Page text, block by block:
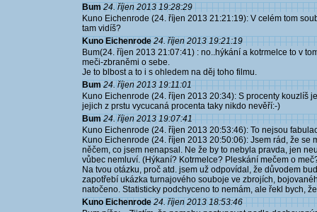
Bum 24. říjen 2013 19:28:29
Kuno Eichenrode (24. říjen 2013 21:21:19): V celém tom
tam vidíš?
Kuno Eichenrode 24. říjen 2013 19:21:19
Bum(24. říjen 2013 21:07:41) : no..hýkání a kotrmelce to v
meči-zbraněmi o sebe.
Je to blbost a to i s ohledem na děj toho filmu.
Bum 24. říjen 2013 19:11:01
Kuno Eichenrode (24. říjen 2013 20:34): S procenty kouzlíš
jejich z prstu vycucaná procenta taky nikdo nevěří:-)
Bum 24. říjen 2013 19:07:41
Kuno Eichenrode (24. říjen 2013 20:53:46): To nejsou
Kuno Eichenrode (24. říjen 2013 20:50:06): Jsem rád, že se
něčem, co jsem nenapsal. Ne že by to nebyla pravda, jen
vůbec nemluví. (Hýkaní? Kotrmelce? Pleskání mečem o
Na tvou otázku, proč atd. jsem už odpovídal, že důvodem
zapotřebí ukázka turnajového souboje ve zbrojích,
natočeno. Statisticky podchyceno to nemám, ale řekl bych,
Kuno Eichenrode 24. říjen 2013 18:53:46